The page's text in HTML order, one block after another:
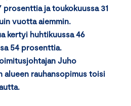
prosenttia ja toukokuussa 31
vuotta aiemmin.
kertyi huhtikuussa 46
54 prosenttia.
Juho
alueen rauhansopimus toisi